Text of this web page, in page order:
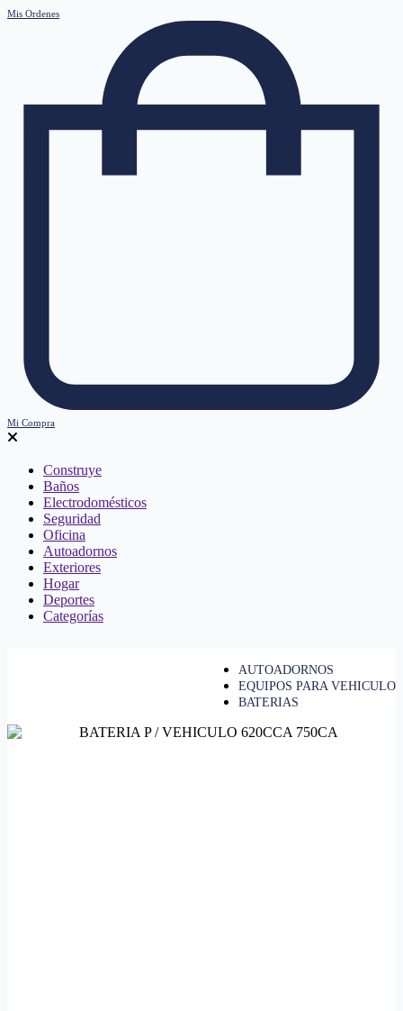
Mis Ordenes
Mi Compra
Construye
Baños
Electrodomésticos
Seguridad
Oficina
Autoadornos
Exteriores
Hogar
Deportes
Categorías
AUTOADORNOS
EQUIPOS PARA VEHICULO
BATERIAS